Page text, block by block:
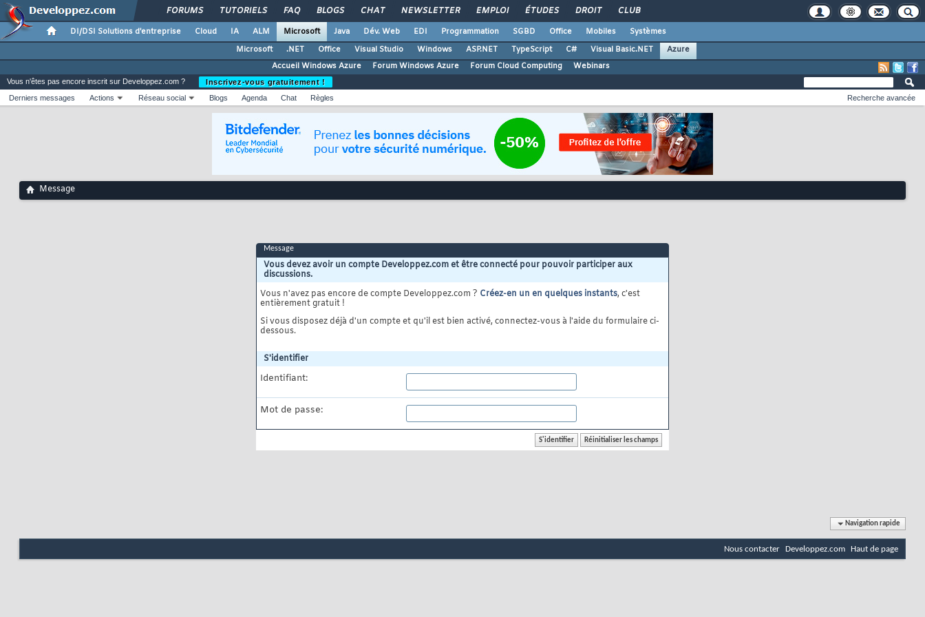
FORUMS TUTORIELS FAQ BLOGS CHAT NEWSLETTER EMPLOI ÉTUDES DROIT CLUB
DI/DSI Solutions d'entreprise Cloud IA ALM Microsoft Java Dév. Web EDI Programmation SGBD Office Mobiles
Systèmes
Microsoft
.NET Office Visual Studio Windows ASP.NET TypeScript C# Visual Basic.NET
Azure
Accueil Windows Azure
Forum Windows Azure Forum Cloud Computing Webinars
Vous n'êtes pas encore inscrit sur Developpez.com ?
Inscrivez-vous gratuitement !
Derniers messages
Actions Réseau social Blogs Agenda Chat Règles Recherche avancée
Message
Message
Vous devez avoir un compte Developpez.com et être connecté pour pouvoir participer aux
discussions.
Vous n'avez pas encore de compte Developpez.com ? Créez-en un en quelques instants, c'est
entièrement gratuit !
Si vous disposez déjà d'un compte et qu'il est bien activé, connectez-vous à l'aide du formulaire ci-
dessous.
S'identifier
Identifiant:
Mot de passe:
Navigation rapide
Nous contacter Developpez.com Haut de page